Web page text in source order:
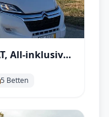
All-inklusive
5 Betten